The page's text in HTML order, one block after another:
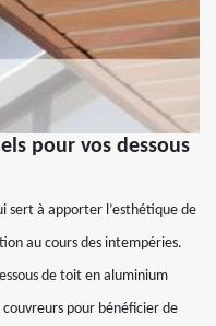
pour vos dessous
sert à apporter l’esthétique de
au cours des intempéries.
de toit en aluminium
couvreurs pour bénéficier de